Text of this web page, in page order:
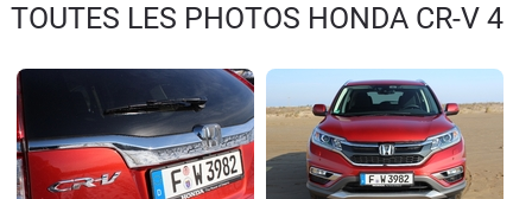
Essais
Guide
d'achat
Electriques
TOUTES LES PHOTOS HONDA CR-V 4